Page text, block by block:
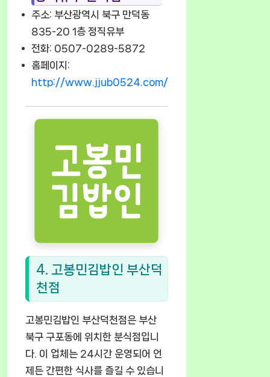
주소: 부산광역시 북구 만덕동
835-20 1층 정직유부
전화: 0507-0289-5872
홈페이지:
http://www.jjub0524.com/
4. 고봉민김밥인 부산덕
천점
고봉민김밥인 부산덕천점은 부산
북구 구포동에 위치한 분식점입니
다. 이 업체는 24시간 운영되어 언
제든 간편한 식사를 즐길 수 있습니